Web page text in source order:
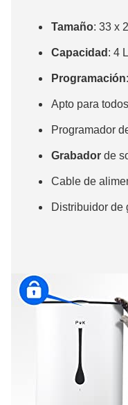
Tamaño: 33 x
Capacidad : 4
Programación
Apto para
Programador
Grabador de
Cable de
Distribuidor de